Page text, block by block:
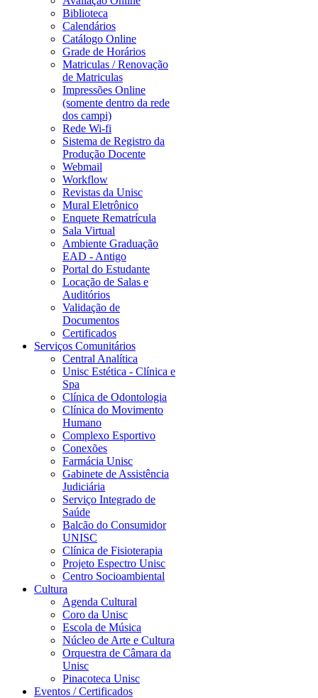
Biblioteca
Calendários
Catálogo Online
Grade de Horários
Matriculas / Renovação
de Matriculas
Impressões Online
(somente dentro da rede
dos campi)
Rede Wi-fi
Sistema de Registro da
Produção Docente
Webmail
Workflow
Revistas da Unisc
Mural Eletrônico
Enquete Rematrícula
Sala Virtual
Ambiente Graduação
EAD - Antigo
Portal do Estudante
Locação de Salas e
Auditórios
Validação de
Documentos
Certificados
Serviços Comunitários
Central Analítica
Unisc Estética - Clínica e
Spa
Clínica de Odontologia
Clínica do Movimento
Humano
Complexo Esportivo
Conexões
Farmácia Unisc
Gabinete de Assistência
Judiciária
Serviço Integrado de
Saúde
Balcão do Consumidor
UNISC
Clínica de Fisioterapia
Projeto Espectro Unisc
Centro Socioambiental
Cultura
Agenda Cultural
Coro da Unisc
Escola de Música
Núcleo de Arte e Cultura
Orquestra de Câmara da
Unisc
Pinacoteca Unisc
Eventos / Certificados